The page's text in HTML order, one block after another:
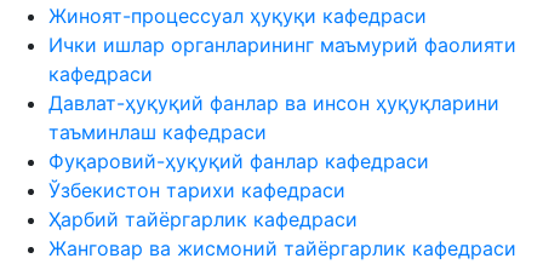
Жиноят-процессуал ҳуқуқи кафедраси
Ички ишлар органларининг маъмурий фаолияти
кафедраси
Давлат-ҳуқуқий фанлар ва инсон ҳуқуқларини
таъминлаш кафедраси
Фуқаровий-ҳуқуқий фанлар кафедраси
Ўзбекистон тарихи кафедраси
Ҳарбий тайёргарлик кафедраси
Жанговар ва жисмоний тайёргарлик кафедраси